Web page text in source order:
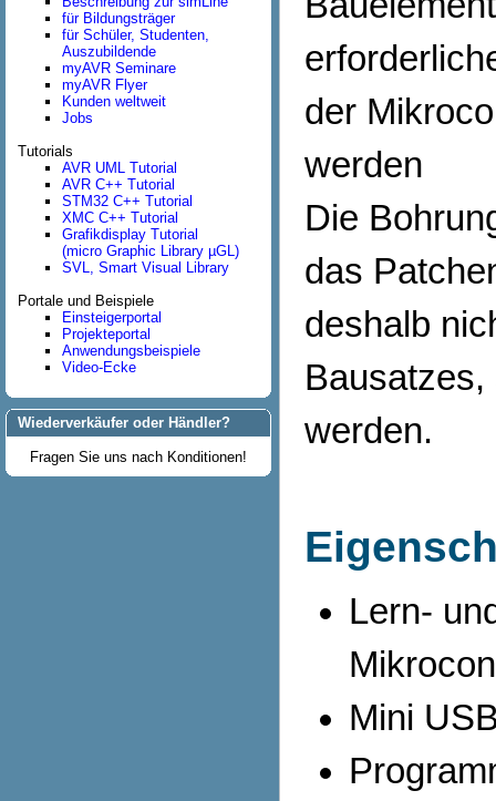
für Bildungsträger
für Schüler, Studenten,
Auszubildende
myAVR Seminare
myAVR Flyer
Kunden weltweit
Jobs
Tutorials
AVR UML Tutorial
AVR C++ Tutorial
STM32 C++ Tutorial
XMC C++ Tutorial
Grafikdisplay Tutorial
(micro Graphic Library µGL)
SVL, Smart Visual Library
Portale und Beispiele
Einsteigerportal
Projekteportal
Anwendungsbeispiele
Video-Ecke
Wiederverkäufer oder Händler?
Fragen Sie uns nach Konditionen!
der
werden
Die
das
deshalb
werden.
Lern-
Mini